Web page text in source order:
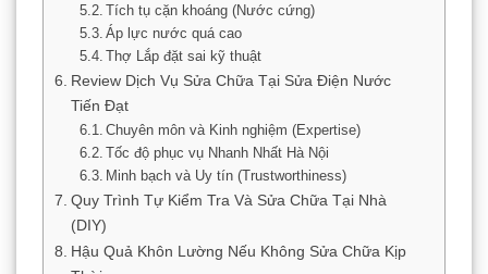
Tích tụ cặn khoáng (Nước cứng)
Áp lực nước quá cao
Thợ Lắp đặt sai kỹ thuật
Review Dịch Vụ Sửa Chữa Tại Sửa Điện Nước
Tiến Đạt
Chuyên môn và Kinh nghiệm (Expertise)
Tốc độ phục vụ Nhanh Nhất Hà Nội
Minh bạch và Uy tín (Trustworthiness)
Quy Trình Tự Kiểm Tra Và Sửa Chữa Tại Nhà
(DIY)
Hậu Quả Khôn Lường Nếu Không Sửa Chữa Kịp